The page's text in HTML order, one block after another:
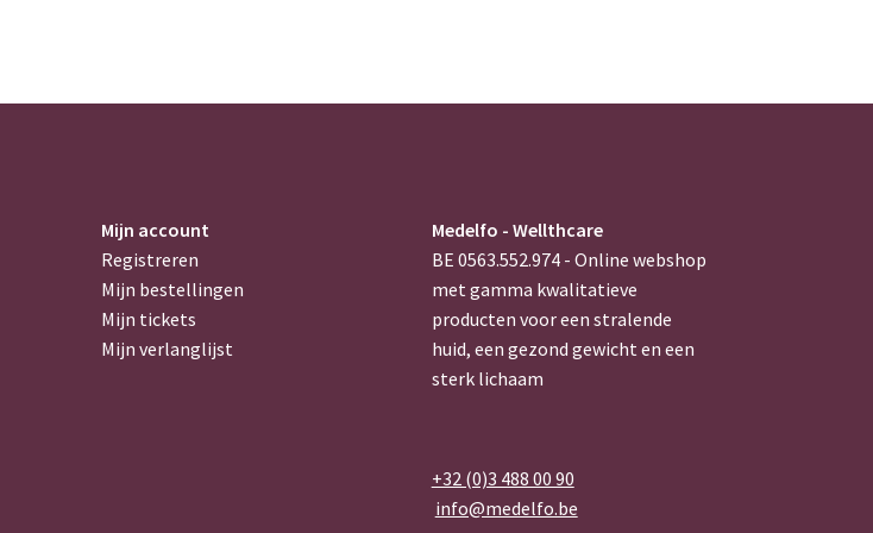
Mijn account
Registreren
Mijn bestellingen
Mijn tickets
Mijn verlanglijst
Medelfo - Wellthcare
BE 0563.552.974 - Online webshop
met gamma kwalitatieve
producten voor een stralende
huid, een gezond gewicht en een
sterk lichaam
+32 (0)3 488 00 90
info@medelfo.be